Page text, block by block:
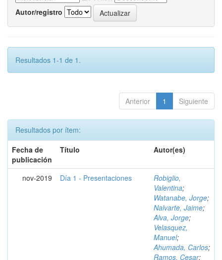
Autor/registro
Resultados 1-1 de 1.
Anterior 1 Siguiente
Resultados por ítem:
Fecha de
publicación
Título Autor(es)
nov-2019 Día 1 - Presentaciones
Robiglio,
Valentina;
Watanabe, Jorge;
Nalvarte, Jaime;
Alva, Jorge;
Velasquez,
Manuel;
Ahumada, Carlos;
Ramos, Cesar;